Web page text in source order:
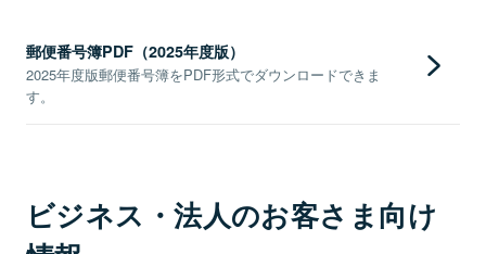
郵便番号簿PDF（2025年度版）
2025年度版郵便番号簿をPDF形式でダウンロードできま
す。
ビジネス・法人のお客さま向け